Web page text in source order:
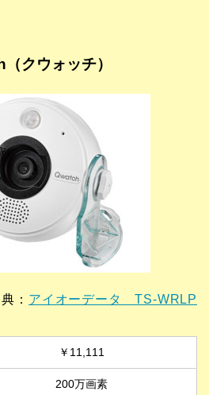
クウォッチ）
： アイオーデータ TS-WRLP
￥11,111
200万画素